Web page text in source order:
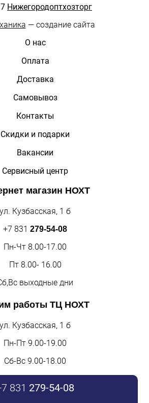
Нижегородоптхозторг
— создание сайта
О нас
Оплата
Доставка
Самовывоз
Контакты
Скидки и подарки
Вакансии
Сервисный центр
магазин НОХТ
ул. Кузбасская, 1 б
+7 831 279-54-08
Пн-Чт 8.00-17.00
Пт 8.00- 16.00
выходные дни
работы ТЦ НОХТ
ул. Кузбасская, 1 б
Пн-Пт 9.00-19.00
Сб-Вс 9.00-18.00
831 279-54-08